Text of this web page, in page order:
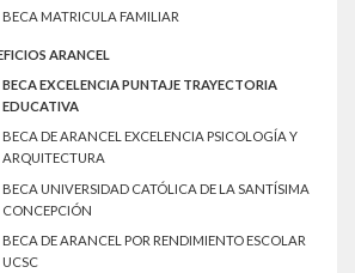
BECA MATRICULA FAMILIAR
ARANCEL
BECA EXCELENCIA PUNTAJE TRAYECTORIA
EDUCATIVA
BECA DE ARANCEL EXCELENCIA PSICOLOGÍA Y
ARQUITECTURA
BECA UNIVERSIDAD CATÓLICA DE LA SANTÍSIMA
CONCEPCIÓN
BECA DE ARANCEL POR RENDIMIENTO ESCOLAR
UCSC